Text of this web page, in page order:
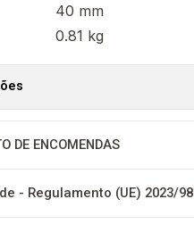
40 mm
0.81 kg
DE ENCOMENDAS
- Regulamento (UE) 2023/